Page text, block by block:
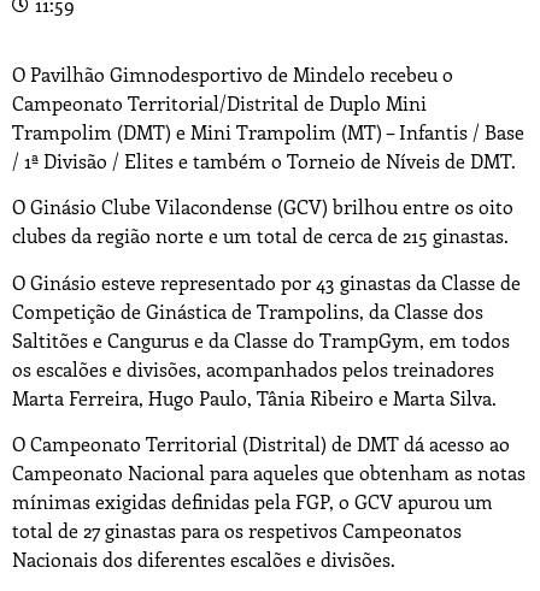
O Pavilhão Gimnodesportivo de Mindelo recebeu o
Campeonato Territorial/Distrital de Duplo Mini
Trampolim (DMT) e Mini Trampolim (MT) – Infantis / Base
/ 1ª Divisão / Elites e também o Torneio de Níveis de DMT.
O Ginásio Clube Vilacondense (GCV) brilhou entre os oito
clubes da região norte e um total de cerca de 215 ginastas.
O Ginásio esteve representado por 43 ginastas da Classe de
Competição de Ginástica de Trampolins, da Classe dos
Saltitões e Cangurus e da Classe do TrampGym, em todos
os escalões e divisões, acompanhados pelos treinadores
Marta Ferreira, Hugo Paulo, Tânia Ribeiro e Marta Silva.
O Campeonato Territorial (Distrital) de DMT dá acesso ao
Campeonato Nacional para aqueles que obtenham as notas
mínimas exigidas definidas pela FGP, o GCV apurou um
total de 27 ginastas para os respetivos Campeonatos
Nacionais dos diferentes escalões e divisões.